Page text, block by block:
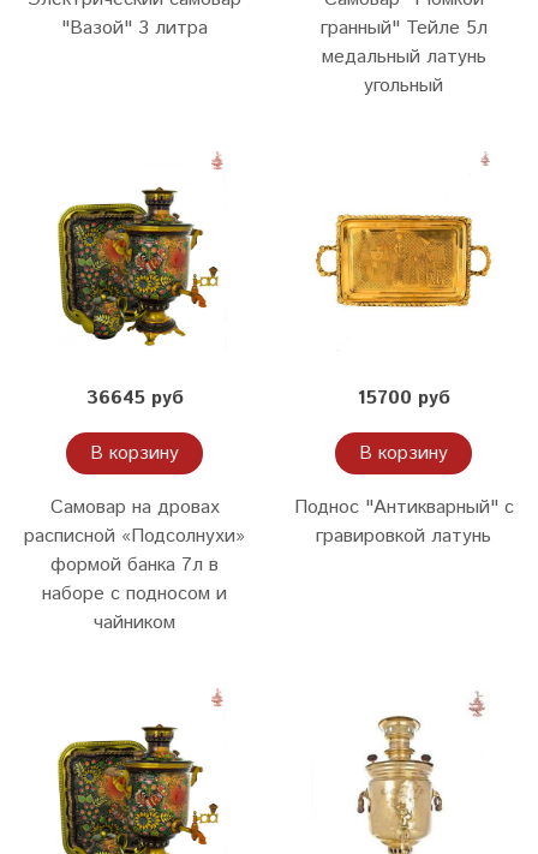
"Вазой" 3 литра
гранный" Тейле 5л
медальный латунь
угольный
36645 руб
В корзину
Самовар на дровах
расписной «Подсолнухи»
формой банка 7л в
наборе с подносом и
чайником
15700 руб
В корзину
Поднос "Антикварный" с
гравировкой латунь